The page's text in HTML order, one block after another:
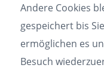
Andere Cookies
gespeichert bis
ermöglichen es
Besuch